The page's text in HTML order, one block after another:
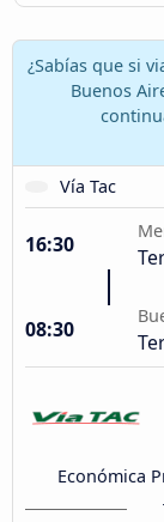
¿Sabías que si
Buenos
Vía Tac
16:30
08:30
Económica